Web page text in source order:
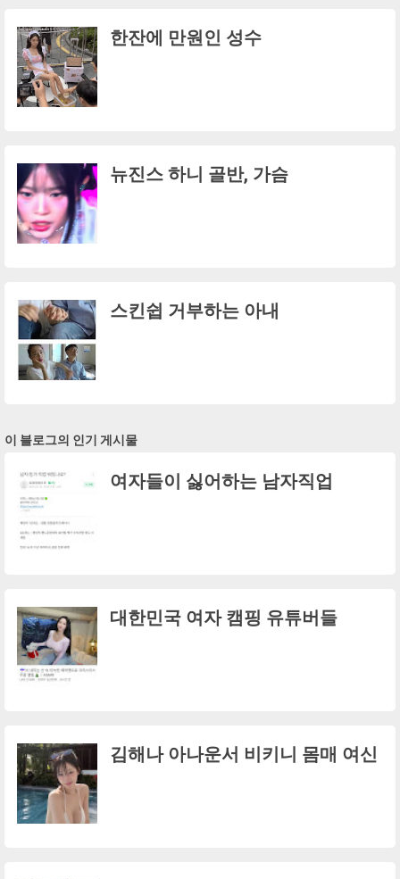
한잔에 만원인 성수
뉴진스 하니 골반, 가슴
스킨쉽 거부하는 아내
이 블로그의 인기 게시물
여자들이 싫어하는 남자직업
대한민국 여자 캠핑 유튜버들
김해나 아나운서 비키니 몸매 여신